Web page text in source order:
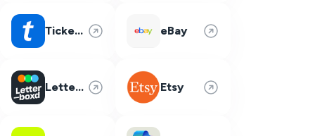
Ticketmaster eBay
Letterboxd Etsy